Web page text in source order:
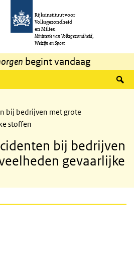
gaan
Rijksinstituut voor
Volksgezondheid
en Milieu
Ministerie van Volksgezondheid,
Welzijn en Sport
begint vandaag
bij bedrijven met grote
stoffen
bij bedrijven
gevaarlijke